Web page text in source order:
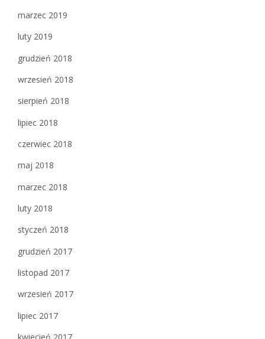
marzec 2019
luty 2019
grudzień 2018
wrzesień 2018
sierpień 2018
lipiec 2018
czerwiec 2018
maj 2018
marzec 2018
luty 2018
styczeń 2018
grudzień 2017
listopad 2017
wrzesień 2017
lipiec 2017